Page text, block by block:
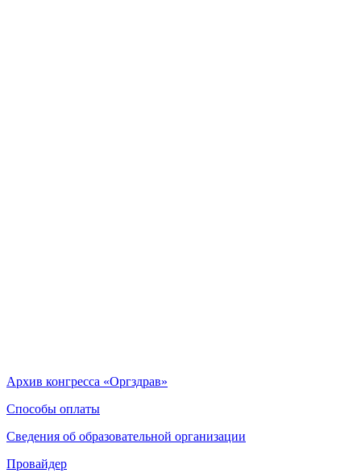
Архив конгресса «Оргздрав»
Способы оплаты
Сведения об образовательной организации
Провайдер